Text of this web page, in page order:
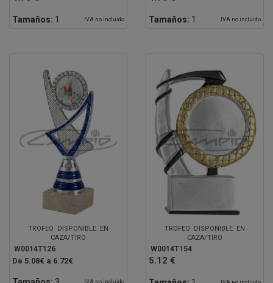
Tamaños: 1 IVA no incluido Tamaños: 1 IVA no incluido
TROFEO DISPONIBLE EN
CAZA/TIRO
W0014T126
De 5.08€ a 6.72€
TROFEO DISPONIBLE EN
CAZA/TIRO
W0014T154
5.12 €